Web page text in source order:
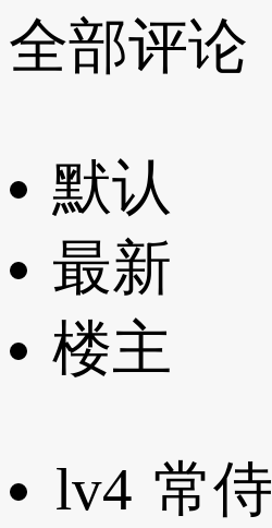
全部评论
默认
最新
楼主
lv4 常侍